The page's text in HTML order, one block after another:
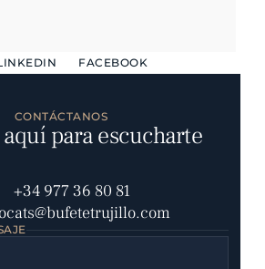
FACEBOOK
CONTÁCTANOS
aquí para escucharte
+34 977 36 80 81